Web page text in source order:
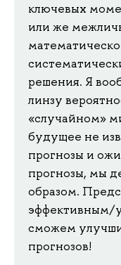
ключевых
или же
решения. Я
линзу
«случайном»
будущее не
прогнозы и
прогнозы, мы
образом.
эффективным/
сможем
прогнозов!